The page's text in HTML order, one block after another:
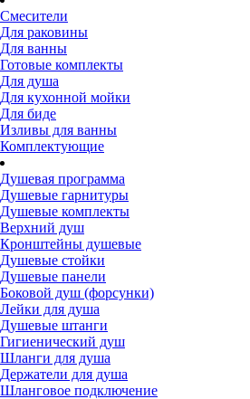
Смесители
Для раковины
Для ванны
Готовые комплекты
Для душа
Для кухонной мойки
Для биде
Изливы для ванны
Комплектующие
Душевая программа
Душевые гарнитуры
Душевые комплекты
Верхний душ
Кронштейны душевые
Душевые стойки
Душевые панели
Боковой душ (форсунки)
Лейки для душа
Душевые штанги
Гигиенический душ
Шланги для душа
Держатели для душа
Шланговое подключение